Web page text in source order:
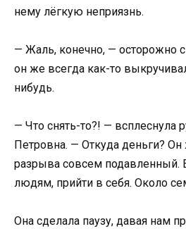
нему лёгкую неприязнь.
— Жаль, конечно, — осторожно
он же всегда как-то
нибудь.
— Что снять-то?! — всплеснула
Петровна. — Откуда деньги? Он
разрыва совсем
людям, прийти в себя. Около
Она сделала паузу, давая нам